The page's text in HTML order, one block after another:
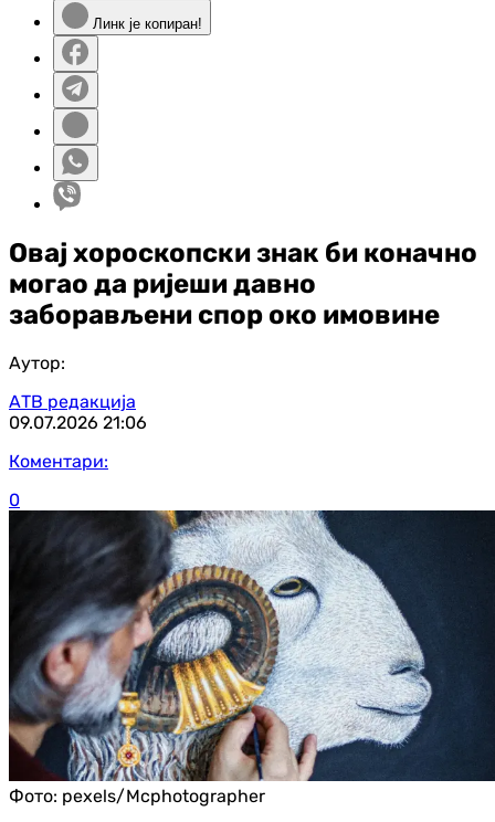
Линк је копиран!
Овај хороскопски знак би коначно
могао да ријеши давно
заборављени спор око имовине
Аутор:
АТВ редакција
09.07.2026 21:06
Коментари:
0
Фото: pexels/Mcphotographer